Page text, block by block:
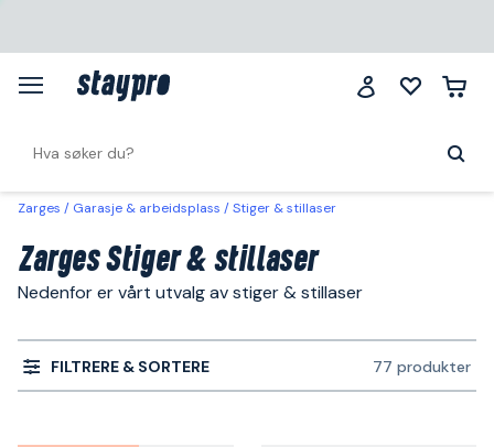
Zarges Garasje & arbeidsplass Stiger & stillaser
Zarges Stiger & stillaser
Nedenfor er vårt utvalg av stiger & stillaser
FILTRERE & SORTERE 77 produkter